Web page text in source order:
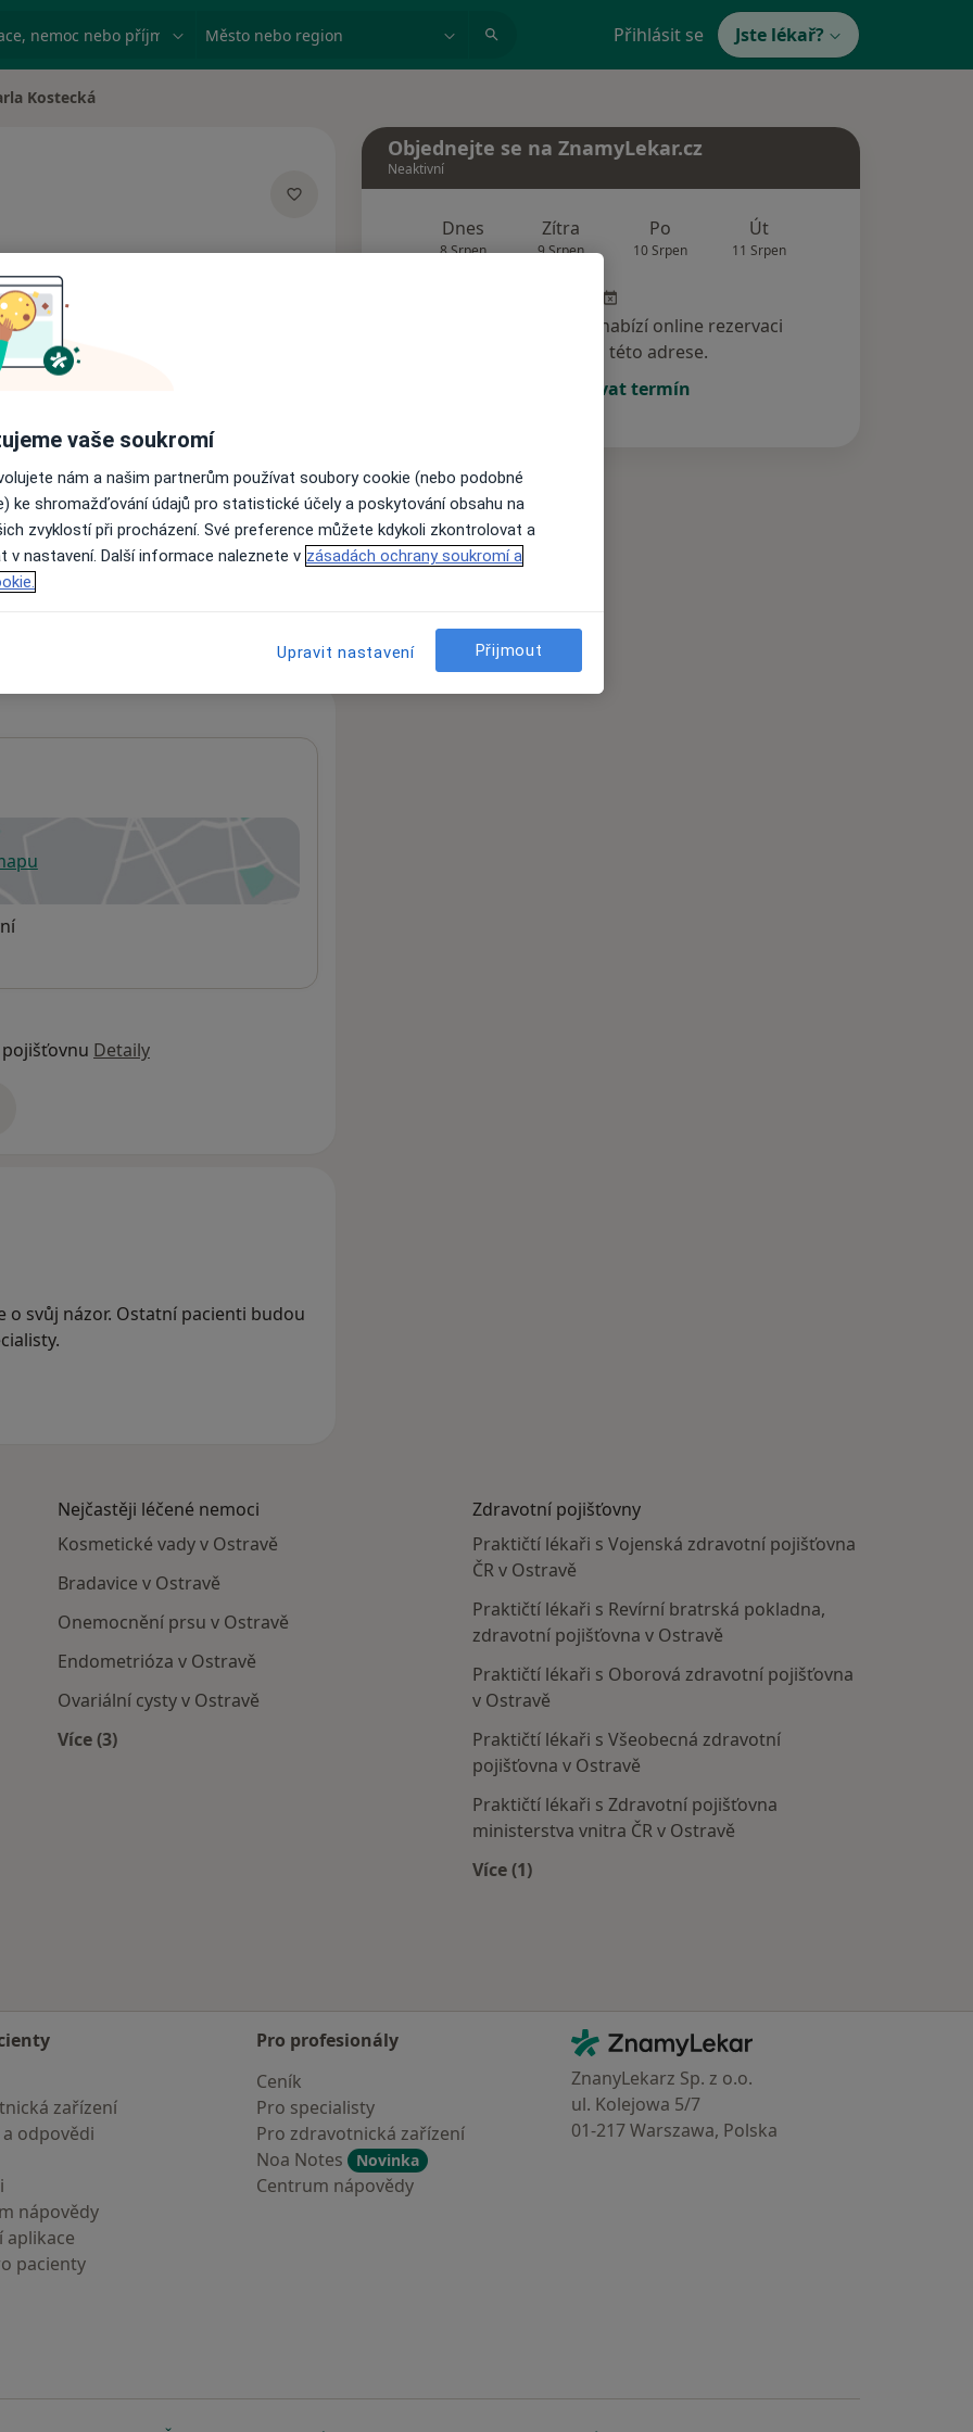
nemoc nebo příjmení Město nebo region Přihlásit se Jste lékař?
Kostecká
Rezervovat termín
Názory pacientů
nejsou k dispozici
informace o svých službách.
v nové záložce
Detaily
o svůj názor. Ostatní pacienti budou
Objednejte se na ZnamyLekar.cz
Neaktivní
Dnes
8 Srpen
Zítra
9 Srpen
Po
10 Srpen
Út
11 Srpen
Tento specialista nenabízí online rezervaci
termínu na této adrese.
Rezervovat termín
Nejčastěji léčené nemoci
Kosmetické vady v Ostravě
Bradavice v Ostravě
Onemocnění prsu v Ostravě
Endometrióza v Ostravě
Ovariální cysty v Ostravě
Více (3)
Zdravotní pojišťovny
Praktičtí lékaři s Vojenská zdravotní pojišťovna
ČR v Ostravě
Praktičtí lékaři s Revírní bratrská pokladna,
zdravotní pojišťovna v Ostravě
Praktičtí lékaři s Oborová zdravotní pojišťovna
v Ostravě
Praktičtí lékaři s Všeobecná zdravotní
pojišťovna v Ostravě
Praktičtí lékaři s Zdravotní pojišťovna
ministerstva vnitra ČR v Ostravě
Více (1)
zařízení
odpovědi
nápovědy
aplikace
pacienty
Pro profesionály
Ceník
Pro specialisty
Pro zdravotnická zařízení
Noa Notes
Novinka
Centrum nápovědy
Kontakt
ZnamyLekar - Hlavní stránka
ZnanyLekarz Sp. z o.o.
ul. Kolejowa 5/7
01-217 Warszawa, Polska
vaše soukromí
nám a našim partnerům používat soubory cookie (nebo podobné
ke shromažďování údajů pro statistické účely a poskytování obsahu na
zvyklostí při procházení. Své preference můžete kdykoli zkontrolovat a
v nastavení. Další informace naleznete v zásadách ochrany soukromí a
Upravit nastavení Přijmout